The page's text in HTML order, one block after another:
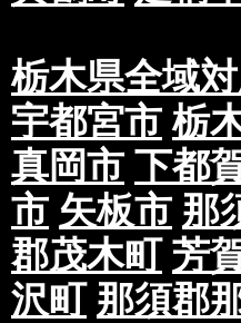
栃木県全域
宇都宮市 栃
真岡市 下都
市 矢板市 那
郡茂木町 芳
沢町 那須郡